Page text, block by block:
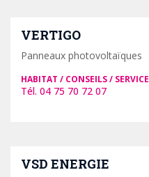
VERTIGO
Panneaux photovoltaïques
HABITAT / CONSEILS / SERVICE
04 75 70 72 07
VSD ENERGIE